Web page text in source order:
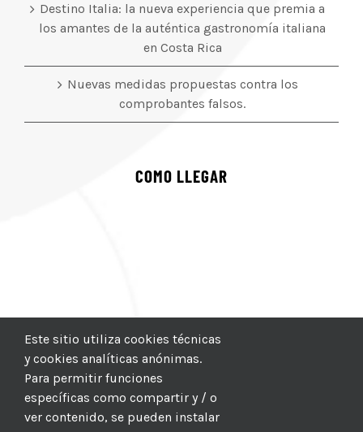
Destino Italia: la nueva experiencia que premia a
los amantes de la auténtica gastronomía italiana
en Costa Rica
Nuevas medidas propuestas contra los
comprobantes falsos.
COMO LLEGAR
Este sitio utiliza cookies técnicas
y cookies analíticas anónimas.
Para permitir funciones
específicas como compartir y / o
ver contenido, se pueden instalar